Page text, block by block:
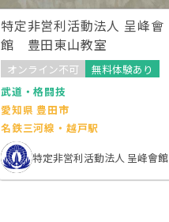
特定非営利活動法人 呈峰會
館 豊田東山教室
オンライン不可
無料体験あり
武道・格闘技
愛知県 豊田市
名鉄三河線・越戸駅
特定非営利活動法人 呈峰會館